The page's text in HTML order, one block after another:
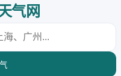
气网